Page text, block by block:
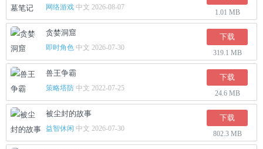
网络游戏 中文 2026-08-07
1.01 MB
贪婪洞窟
即时角色 中文 2026-07-30
下载
319.1 MB
兽王争霸
策略塔防 中文 2022-07-25
下载
24.6 MB
被尘封的故事
益智休闲 中文 2026-07-30
下载
802.3 MB